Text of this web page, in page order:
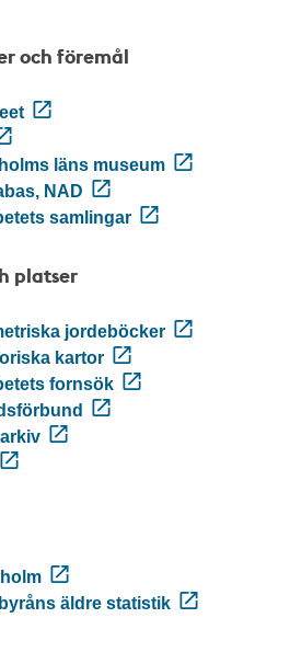
och föremål
läns museum
NAD
samlingar
platser
jordeböcker
kartor
fornsök
äldre statistik